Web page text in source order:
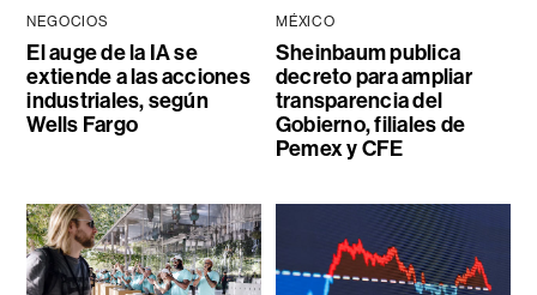
NEGOCIOS
El auge de la IA se
extiende a las acciones
industriales, según
Wells Fargo
MÉXICO
Sheinbaum publica
decreto para ampliar
transparencia del
Gobierno, filiales de
Pemex y CFE